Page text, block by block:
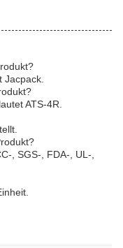
ATS-4R.
, SGS-, FDA-, UL-,